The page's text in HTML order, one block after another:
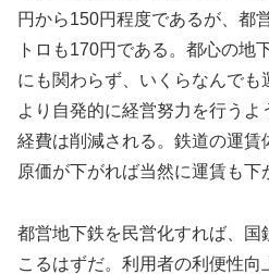
円から150円程度であるが、都
トロも170円である。都心の地
にも関わらず、いくらなんで
より自発的に経営努力を行うよ
経費は削減される。鉄道の運賃
原価が下がれば当然に運賃も下
都営地下鉄を民営化すれば、国
こるはずだ。利用者の利便性向